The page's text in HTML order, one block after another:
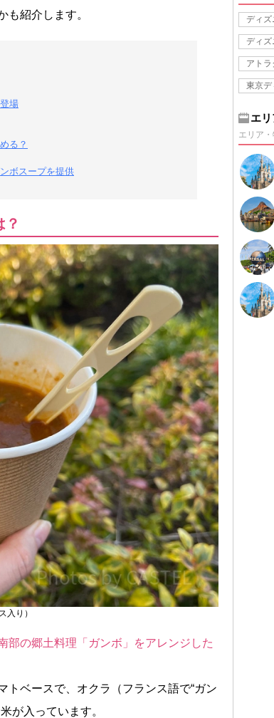
も紹介します。
場
る？
ボスープを提供
？
入り）
部の郷土料理「ガンボ」をアレンジした
ベースで、オクラ（フランス語で“ガン
が入っています。
ディズ
ディズ
アトラ
東京デ
エ
エリア